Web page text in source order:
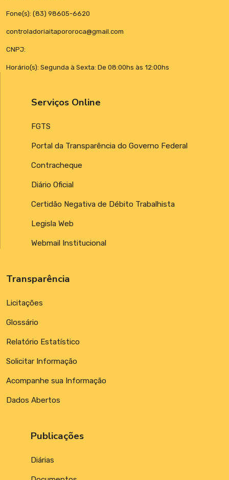
Fone(s): (83) 98605-6620
controladoriaitapororoca@gmail.com
CNPJ:
Horário(s): Segunda à Sexta: De 08:00hs às 12:00hs
Serviços Online
FGTS
Portal da Transparência do Governo Federal
Contracheque
Diário Oficial
Certidão Negativa de Débito Trabalhista
Legisla Web
Webmail Institucional
Transparência
Licitações
Glossário
Relatório Estatístico
Solicitar Informação
Acompanhe sua Informação
Dados Abertos
Publicações
Diárias